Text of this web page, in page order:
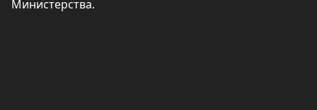
Министерства.